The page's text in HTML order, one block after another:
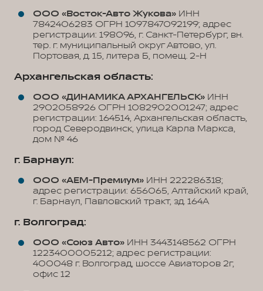
ООО «Восток-Авто Жукова» ИНН
7842406283 ОГРН 1097847092199; адрес
регистрации: 198096, г. Санкт-Петербург, вн.
тер. г. муниципальный округ Автово, ул.
Портовая, д. 15, литера Б, помещ. 2-Н
Архангельская область:
ООО «ДИНАМИКА АРХАНГЕЛЬСК» ИНН
2902058926 ОГРН 1082902001247; адрес
регистрации: 164514, Архангельская область,
город Северодвинск, улица Карла Маркса,
дом № 46
г. Барнаул:
ООО «АЕМ-Премиум» ИНН 222286318;
адрес регистрации: 656065, Алтайский край,
г. Барнаул, Павловский тракт, зд. 164А
г. Волгоград:
ООО «Союз Авто» ИНН 3443148562 ОГРН
1223400005212; адрес регистрации:
400048 г. Волгоград, шоссе Авиаторов 2г,
офис 12